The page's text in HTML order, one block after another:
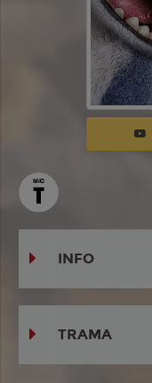
INFO
TRAMA